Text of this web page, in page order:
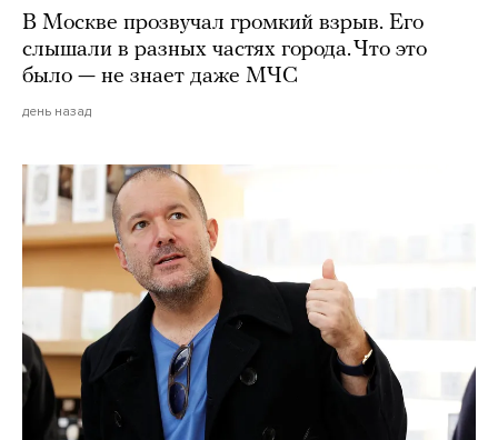
В Москве прозвучал громкий взрыв. Его
слышали в разных частях города. Что это
было — не знает даже МЧС
день назад